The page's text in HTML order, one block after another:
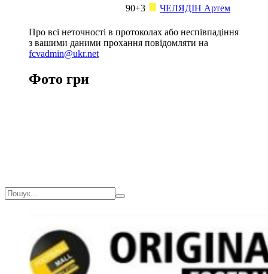
90+3
ЧЕЛЯДІН Артем
Про всі неточності в протоколах або неспівпадіння
з вашими даними прохання повідомляти на
fcvadmin@ukr.net
Фото гри